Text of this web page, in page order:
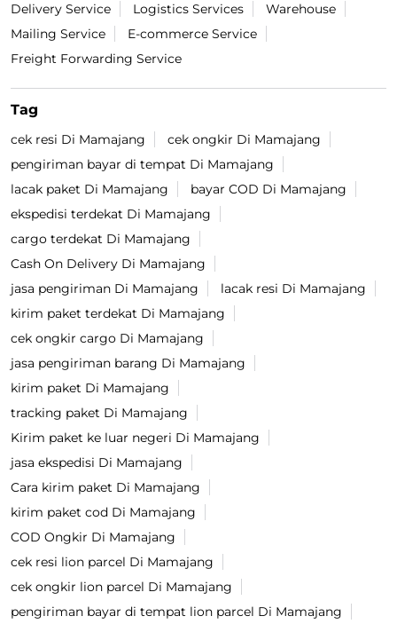
Delivery Service
Logistics Services
Warehouse
Mailing Service
E-commerce Service
Freight Forwarding Service
Tag
cek resi Di Mamajang
cek ongkir Di Mamajang
pengiriman bayar di tempat Di Mamajang
lacak paket Di Mamajang
bayar COD Di Mamajang
ekspedisi terdekat Di Mamajang
cargo terdekat Di Mamajang
Cash On Delivery Di Mamajang
jasa pengiriman Di Mamajang
lacak resi Di Mamajang
kirim paket terdekat Di Mamajang
cek ongkir cargo Di Mamajang
jasa pengiriman barang Di Mamajang
kirim paket Di Mamajang
tracking paket Di Mamajang
Kirim paket ke luar negeri Di Mamajang
jasa ekspedisi Di Mamajang
Cara kirim paket Di Mamajang
kirim paket cod Di Mamajang
COD Ongkir Di Mamajang
cek resi lion parcel Di Mamajang
cek ongkir lion parcel Di Mamajang
pengiriman bayar di tempat lion parcel Di Mamajang